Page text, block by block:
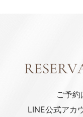
ご予
LINE公式アカ